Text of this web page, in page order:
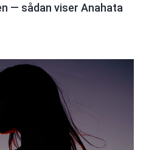
— sådan viser Anahata